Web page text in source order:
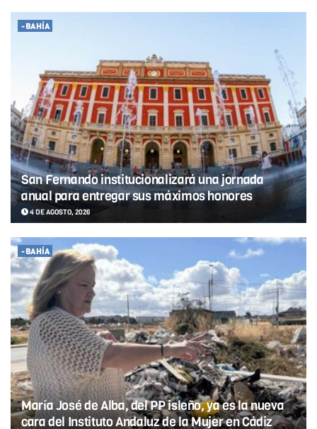
-BAHÍA
San Fernando institucionalizará una jornada
anual para entregar sus máximos honores
4 DE AGOSTO, 2026
-BAHÍA
María José de Alba, del PP isleño, ya es la nueva
cara del Instituto Andaluz de la Mujer en Cádiz